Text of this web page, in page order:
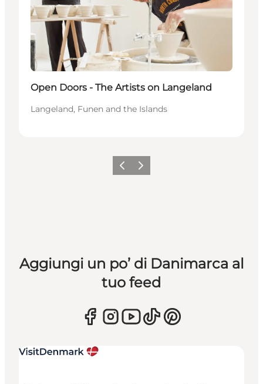
Open Doors - The Artists on Langeland
Langeland, Funen and the Islands
Precedente
Avanti
Aggiungi un po’ di Danimarca al
tuo feed